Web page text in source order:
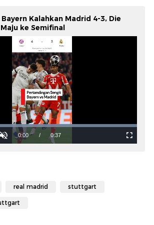
Kalahkan Madrid 4-3, Die
ke Semifinal
real madrid stuttgart